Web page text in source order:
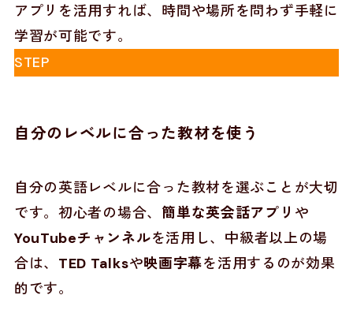
アプリを活用すれば、時間や場所を問わず手軽に
学習が可能です。
STEP
自分のレベルに合った教材を使う
自分の英語レベルに合った教材を選ぶことが大切
です。初心者の場合、 簡単な英会話アプリ や
YouTubeチャンネルを活用し、中級者以上の場
合は、 TED Talksや映画字幕を活用するのが効果
的です。